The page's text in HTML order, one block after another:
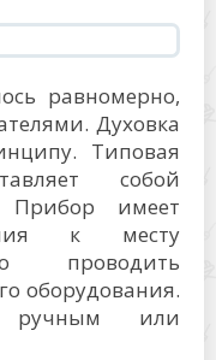
равномерно,
Духовка
Типовая
собой
Прибор имеет
к месту
проводить
оборудования.
ручным или